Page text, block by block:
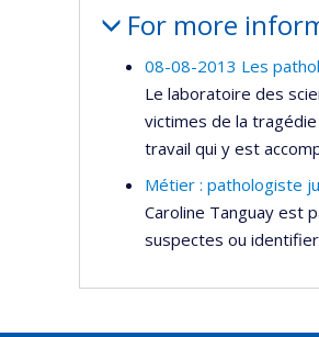
For more
08-08-2013 Les
Le laboratoire des
victimes de la
travail qui y est
Métier : pathologiste
Caroline Tanguay est
suspectes ou